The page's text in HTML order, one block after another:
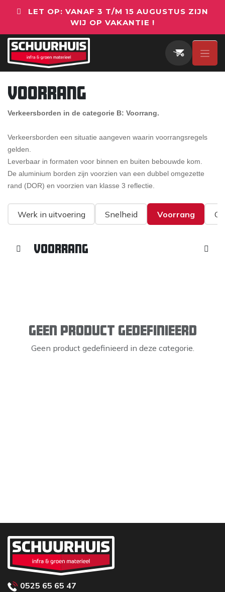
LET OP: VANAF 3 T/M 15 AUGUSTUS ZIJN
WIJ OP VAKANTIE !
Voorrang
Verkeersborden in de categorie B: Voorrang.
Verkeersborden een situatie aangeven waarin voorrangsregels
gelden.
Leverbaar in formaten voor binnen en buiten bebouwde kom.
De aluminium borden zijn voorzien van een dubbel omgezette
rand (DOR) en voorzien van klasse 3 reflectie.
Werk in uitvoering Snelheid Voorrang
Voorrang
Geen product gedefinieerd
Geen product gedefinieerd in deze categorie.
0525 65 65 47